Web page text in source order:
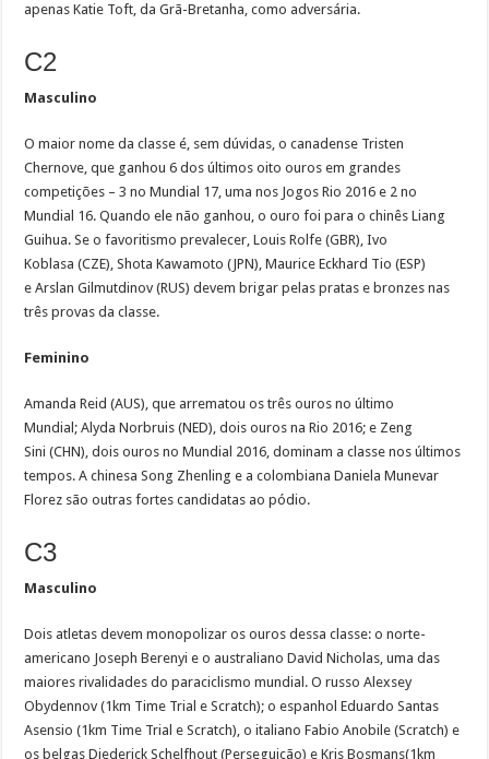
apenas Katie Toft, da Grã-Bretanha, como adversária.
C2
Masculino
O maior nome da classe é, sem dúvidas, o canadense Tristen
Chernove, que ganhou 6 dos últimos oito ouros em grandes
competições – 3 no Mundial 17, uma nos Jogos Rio 2016 e 2 no
Mundial 16. Quando ele não ganhou, o ouro foi para o chinês Liang
Guihua. Se o favoritismo prevalecer, Louis Rolfe (GBR), Ivo
Koblasa (CZE), Shota Kawamoto (JPN), Maurice Eckhard Tio (ESP)
e Arslan Gilmutdinov (RUS) devem brigar pelas pratas e bronzes nas
três provas da classe.
Feminino
Amanda Reid (AUS), que arrematou os três ouros no último
Mundial; Alyda Norbruis (NED), dois ouros na Rio 2016; e Zeng
Sini (CHN), dois ouros no Mundial 2016, dominam a classe nos últimos
tempos. A chinesa Song Zhenling e a colombiana Daniela Munevar
Florez são outras fortes candidatas ao pódio.
C3
Masculino
Dois atletas devem monopolizar os ouros dessa classe: o norte-
americano Joseph Berenyi e o australiano David Nicholas, uma das
maiores rivalidades do paraciclismo mundial. O russo Alexsey
Obydennov (1km Time Trial e Scratch); o espanhol Eduardo Santas
Asensio (1km Time Trial e Scratch), o italiano Fabio Anobile (Scratch) e
os belgas Diederick Schelfhout (Perseguição) e Kris Bosmans(1km